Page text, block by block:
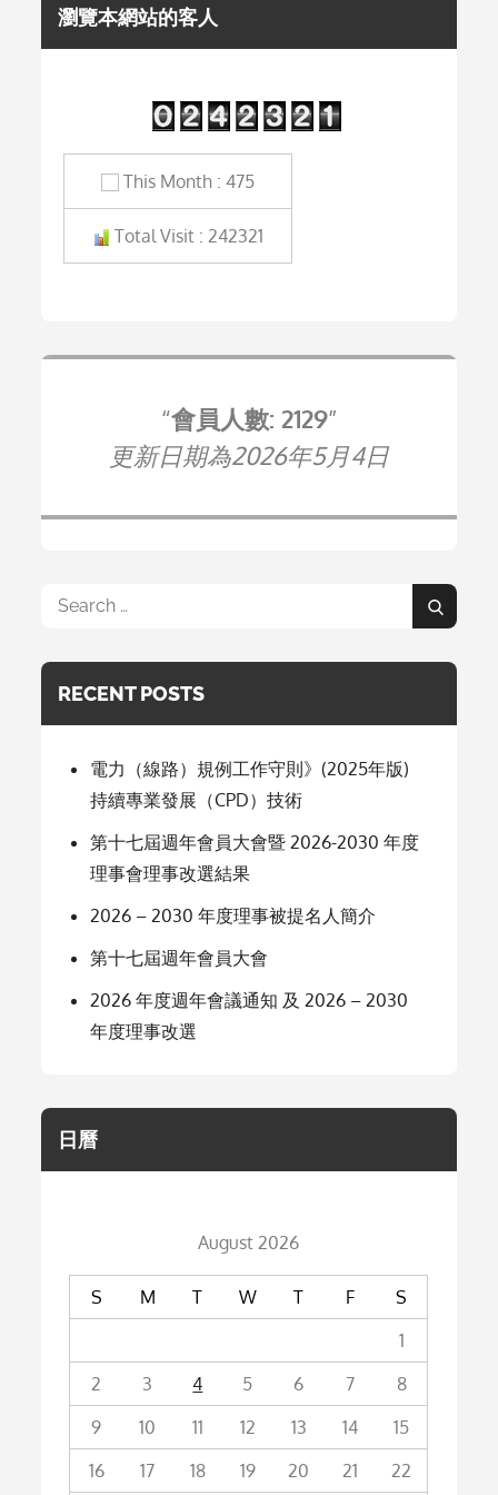
瀏覽本網站的客人
This Month : 475
Total Visit : 242321
會員人數: 2129
更新日期為2026年5月4日
Search
Search
RECENT POSTS
電力（線路）規例工作守則》(2025年版)
持續專業發展（CPD）技術
第十七屆週年會員大會暨 2026-2030 年度
理事會理事改選結果
2026 – 2030 年度理事被提名人簡介
第十七屆週年會員大會
2026 年度週年會議通知 及 2026 – 2030
年度理事改選
日曆
August 2026
S M T W T F
S
1
2
3 4 5 6 7
8
9
10 11 12 13 14
15
16
17 18 19 20 21 22